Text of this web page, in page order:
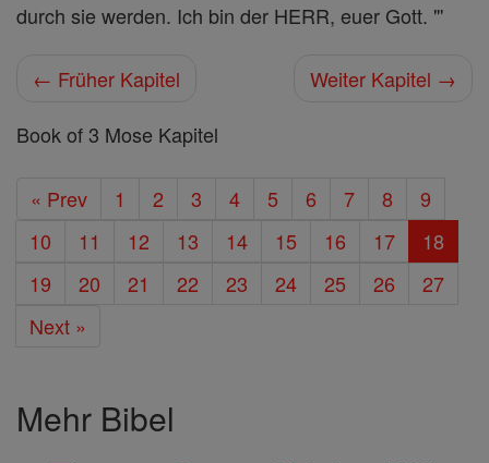
durch sie werden. Ich bin der HERR, euer Gott. "'
← Früher Kapitel
Weiter Kapitel →
Book of 3 Mose Kapitel
« Prev 1 2 3 4 5 6 7 8
9
10
11 12 13 14 15 16 17
18
19
20 21 22 23 24 25 26
27
Next »
Mehr Bibel